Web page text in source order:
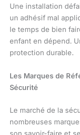
Une installation
un adhésif mal
le temps de bien
enfant en dépend.
protection durable.
Les Marques de
Sécurité
Le marché de la
nombreuses